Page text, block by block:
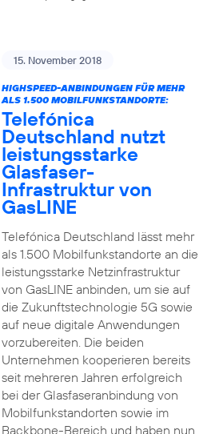
15. November 2018
HIGHSPEED-ANBINDUNGEN FÜR MEHR
ALS 1.500 MOBILFUNKSTANDORTE:
Telefónica
Deutschland nutzt
leistungsstarke
Glasfaser-
Infrastruktur von
GasLINE
Telefónica Deutschland lässt mehr
als 1.500 Mobilfunkstandorte an die
leistungsstarke Netzinfrastruktur
von GasLINE anbinden, um sie auf
die Zukunftstechnologie 5G sowie
auf neue digitale Anwendungen
vorzubereiten. Die beiden
Unternehmen kooperieren bereits
seit mehreren Jahren erfolgreich
bei der Glasfaseranbindung von
Mobilfunkstandorten sowie im
Backbone-Bereich und haben nun